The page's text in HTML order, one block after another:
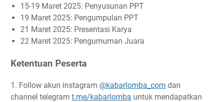
15-19 Maret 2025: Penyusunan PPT
19 Maret 2025: Pengumpulan PPT
21 Maret 2025: Presentasi Karya
22 Maret 2025: Pengumuman Juara
Ketentuan Peserta
1. Follow akun instagram @kabarlomba_com dan
channel telegram t.me/kabarlomba untuk mendapatkan